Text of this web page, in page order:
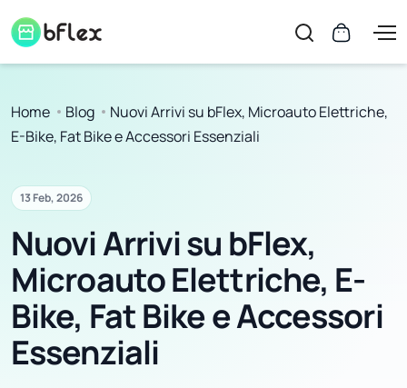
Home Blog
Nuovi Arrivi su bFlex, Microauto Elettriche,
E-Bike, Fat Bike e Accessori Essenziali
13 Feb, 2026
Nuovi Arrivi su bFlex,
Microauto Elettriche, E-
Bike, Fat Bike e Accessori
Essenziali